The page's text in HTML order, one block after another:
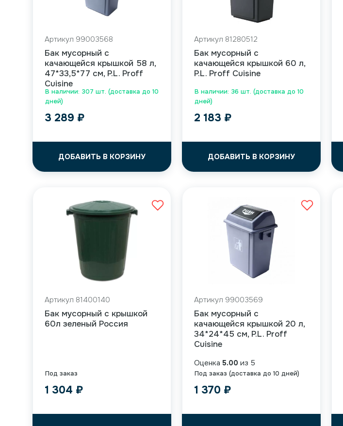
В наличии: 307 шт. (доставка до 10
дней)
Артикул 99003568
Бак мусорный с
качающейся крышкой 58 л,
47*33,5*77 см, P.L. Proff
Cuisine
3 289 ₽
ДОБАВИТЬ В КОРЗИНУ
В наличии: 36 шт. (доставка до 10
дней)
Артикул 81280512
Бак мусорный с
качающейся крышкой 60 л,
P.L. Proff Cuisine
2 183 ₽
ДОБАВИТЬ В КОРЗИНУ
Под заказ
Артикул 81400140
Бак мусорный с крышкой
60л зеленый Россия
1 304 ₽
Под заказ (доставка до 10 дней)
Артикул 99003569
Бак мусорный с
качающейся крышкой 20 л,
34*24*45 см, P.L. Proff
Cuisine
Оценка5.00 из 5
1 370 ₽